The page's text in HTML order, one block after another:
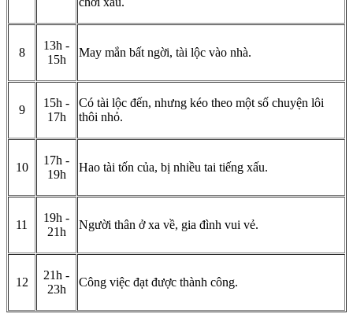
8
13h -
15h
May mắn bất ngời, tài lộc vào nhà.
9
15h -
17h
Có tài lộc đến, nhưng kéo theo một số chuyện lôi
thôi nhỏ.
10
17h -
19h
Hao tài tốn của, bị nhiều tai tiếng xấu.
11
19h -
21h
Người thân ở xa về, gia đình vui vẻ.
12
21h -
23h
Công việc đạt được thành công.